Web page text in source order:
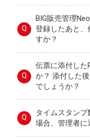
Q
BIG販売管理
登録したあと、
すか？
Q
伝票に添付した
か？ 添付した
でしょうか？
Q
タイムスタン
場合、管理者に